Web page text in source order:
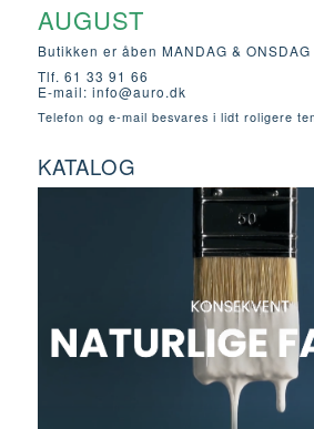
AUGUST
Butikken er åben MANDAG &
Tlf. 61 33 91 66
E-mail: info@auro.dk
Telefon og e-mail besvares i lidt roligere
KATALOG